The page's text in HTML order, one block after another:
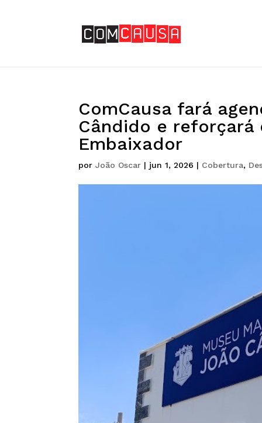
ComCausa fará
Cândido e
Embaixador
porJoão Oscar | jun 1, 2026 | Cobertura,